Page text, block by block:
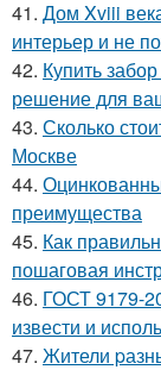
41. Дом Xviii
интерьер и не
42. Купить
решение для
43. Сколько
Москве
44.
преимущества
45. Как
пошаговая
46. ГОСТ 9179-
извести и
47. Жители